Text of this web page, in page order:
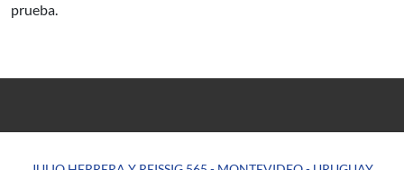
prueba.